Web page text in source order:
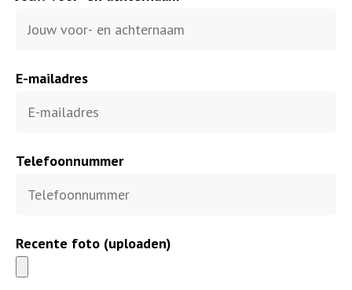
E-mailadres
Telefoonnummer
Recente foto (uploaden)